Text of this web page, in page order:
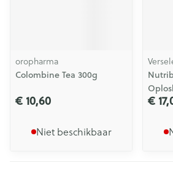
oropharma
Colombine Tea 300g
€ 10,60
Niet beschikbaar
€